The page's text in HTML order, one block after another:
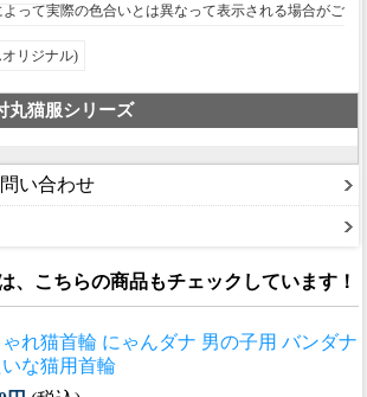
よって実際の色合いとは異なって表示される場合がご
リジナル)
丸猫服シリーズ
い合わせ
、こちらの商品もチェックしています！
れ猫首輪 にゃんダナ 男の子用 バンダナ
な猫用首輪